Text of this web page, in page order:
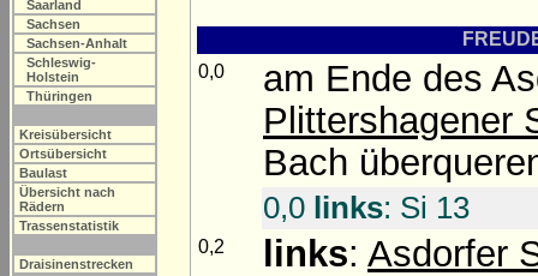
Saarland
Sachsen
Sachsen-Anhalt
Schleswig-
Holstein
Thüringen
Kreisübersicht
Ortsübersicht
Baulast
Übersicht nach
Rädern
Trassenstatistik
Draisinenstrecken
0,0
am Ende des
Plittershagener
Bach
0,0 links: Si 13
0,2 links: Asdorfer